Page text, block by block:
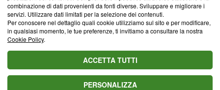
Blasting SA, IDI CHE-247.845.224, Via Carlo Frasca, 3 - 6900
Lugano (Svizzera) Tel:+39 0690258937
© 2026 Blasting News
combinazione di dati provenienti da fonti diverse. Sviluppare e migliorare i
servizi. Utilizzare dati limitati per la selezione dei contenuti.
Per conoscere nel dettaglio quali cookie utilizziamo sul sito e per modificare,
in qualsiasi momento, le tue preferenze, ti invitiamo a consultare la nostra
Cookie Policy.
ACCETTA TUTTI
PERSONALIZZA